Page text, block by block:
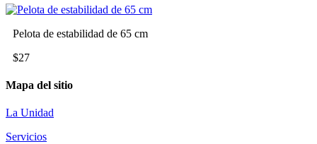
Pelota de estabilidad de 65 cm
$27
Mapa del sitio
La Unidad
Servicios